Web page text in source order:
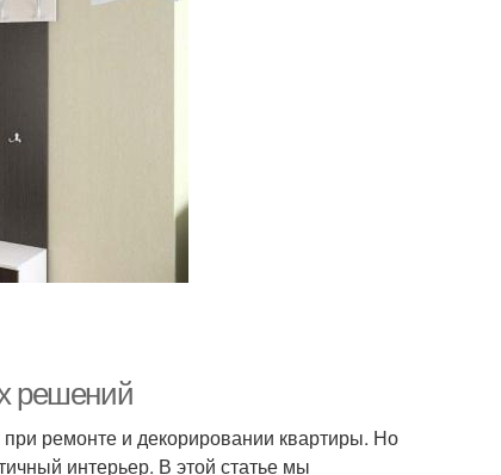
решений
при ремонте и декорировании квартиры. Но
интерьер. В этой статье мы